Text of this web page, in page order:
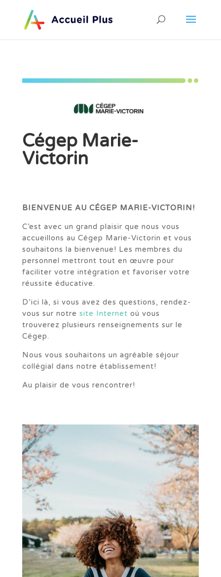
Cégep Marie-
Victorin
BIENVENUE AU CÉGEP MARIE-VICTORIN!
C’est avec un grand plaisir que nous vous
accueillons au Cégep Marie-Victorin et vous
souhaitons la bienvenue! Les membres du
personnel mettront tout en œuvre pour
faciliter votre intégration et favoriser votre
réussite éducative.
D’ici là, si vous avez des questions, rendez-
vous sur notre site Internet où vous
trouverez plusieurs renseignements sur le
Cégep.
Nous vous souhaitons un agréable séjour
collégial dans notre établissement!
Au plaisir de vous rencontrer!